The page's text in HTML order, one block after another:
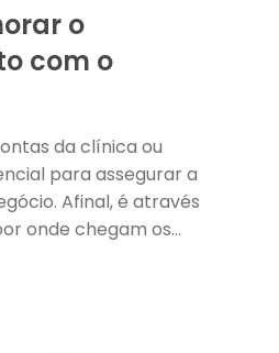
o
com o
da clínica ou
para assegurar a
Afinal, é através
onde chegam os
Por isso, ele merece